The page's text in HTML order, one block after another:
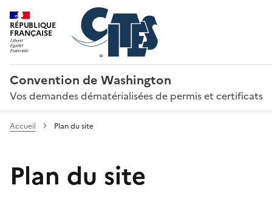
RÉPUBLIQUE
FRANÇAISE
Convention de Washington
Vos demandes dématérialisées de permis et certificats
Accueil Plan du site
Plan du site